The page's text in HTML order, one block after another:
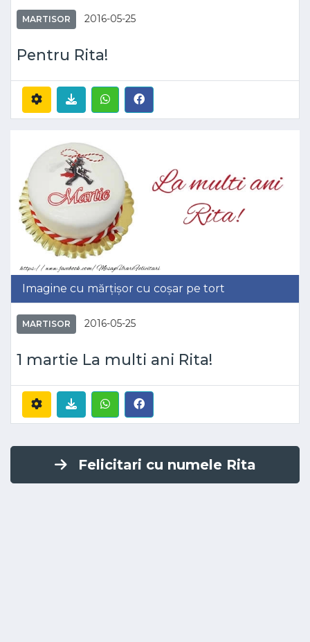
MARTISOR 2016-05-25
Pentru Rita!
Imagine cu mărțișor cu coșar pe tort
MARTISOR 2016-05-25
1 martie La multi ani Rita!
Felicitari cu numele Rita